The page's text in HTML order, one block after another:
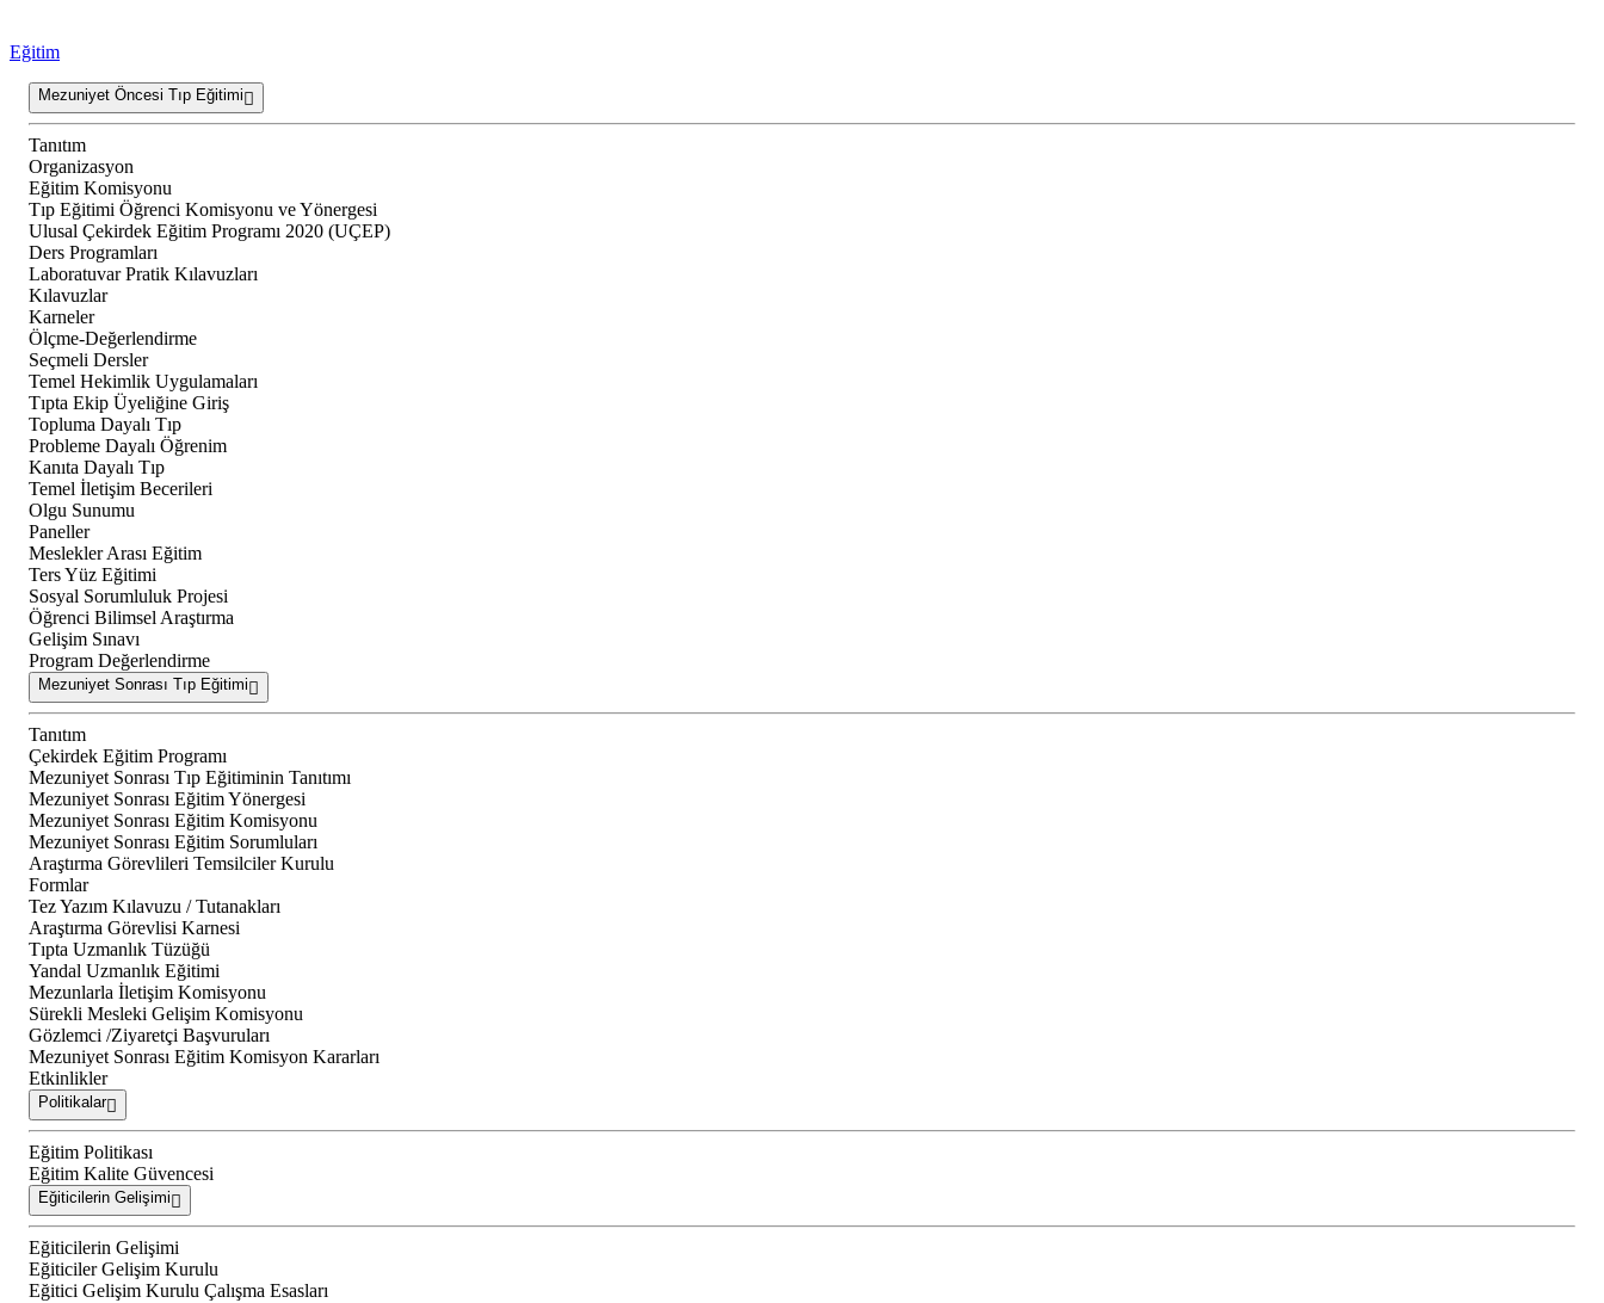
Eğitim
Mezuniyet Öncesi Tıp Eğitimi
Tanıtım
Organizasyon
Eğitim Komisyonu
Tıp Eğitimi Öğrenci Komisyonu ve Yönergesi
Ulusal Çekirdek Eğitim Programı 2020 (UÇEP)
Ders Programları
Laboratuvar Pratik Kılavuzları
Kılavuzlar
Karneler
Ölçme-Değerlendirme
Seçmeli Dersler
Temel Hekimlik Uygulamaları
Tıpta Ekip Üyeliğine Giriş
Topluma Dayalı Tıp
Probleme Dayalı Öğrenim
Kanıta Dayalı Tıp
Temel İletişim Becerileri
Olgu Sunumu
Paneller
Meslekler Arası Eğitim
Ters Yüz Eğitimi
Sosyal Sorumluluk Projesi
Öğrenci Bilimsel Araştırma
Gelişim Sınavı
Program Değerlendirme
Mezuniyet Sonrası Tıp Eğitimi
Tanıtım
Çekirdek Eğitim Programı
Mezuniyet Sonrası Tıp Eğitiminin Tanıtımı
Mezuniyet Sonrası Eğitim Yönergesi
Mezuniyet Sonrası Eğitim Komisyonu
Mezuniyet Sonrası Eğitim Sorumluları
Araştırma Görevlileri Temsilciler Kurulu
Formlar
Tez Yazım Kılavuzu / Tutanakları
Araştırma Görevlisi Karnesi
Tıpta Uzmanlık Tüzüğü
Yandal Uzmanlık Eğitimi
Mezunlarla İletişim Komisyonu
Sürekli Mesleki Gelişim Komisyonu
Gözlemci /Ziyaretçi Başvuruları
Mezuniyet Sonrası Eğitim Komisyon Kararları
Etkinlikler
Politikalar
Eğitim Politikası
Eğitim Kalite Güvencesi
Eğiticilerin Gelişimi
Eğiticilerin Gelişimi
Eğiticiler Gelişim Kurulu
Eğitici Gelişim Kurulu Çalışma Esasları